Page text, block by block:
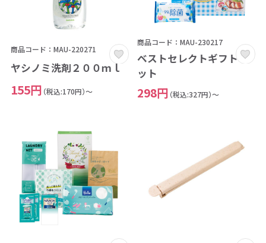
商品コード：MAU-220271
ヤシノミ洗剤２００ｍｌ
155円 （税込:170円）～
商品コード：MAU-230217
ベストセレクトギフトセ
ット
298円 （税込:327円）～